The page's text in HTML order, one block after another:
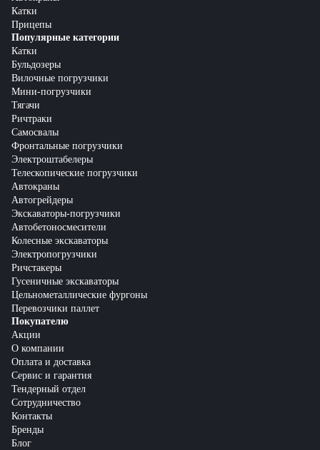
Катки
Прицепы
Популярные категории
Катки
Бульдозеры
Вилочные погрузчики
Мини-погрузчики
Тягачи
Ричтраки
Самосвалы
Фронтальные погрузчики
Электроштабелеры
Телескопические погрузчики
Автокраны
Автогрейдеры
Экскаваторы-погрузчики
Автобетоносмесители
Колесные экскаваторы
Электропогрузчики
Ричстакеры
Гусеничные экскаваторы
Цельнометаллические фургоны
Перевозчики паллет
Покупателю
Акции
О компании
Оплата и доставка
Сервис и гарантия
Тендерный отдел
Сотрудничество
Контакты
Бренды
Блог